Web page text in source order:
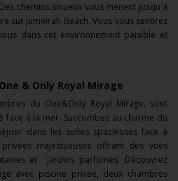
chemins sinueux vous mènent jusqu'à
sur Jumeirah Beach. Vous vous sentirez
dans cet environnement paisible et
& Only Royal Mirage
du One&Only Royal Mirage, sont
face à la mer. Succombez au charme du
dans les suites spacieuses face à
majestueuses offrant des vues
et jardins parfumés. Découvrez
avec piscine privée, deux chambres